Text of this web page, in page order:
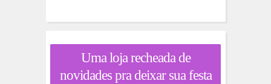
Uma loja recheada de
novidades pra deixar sua festa